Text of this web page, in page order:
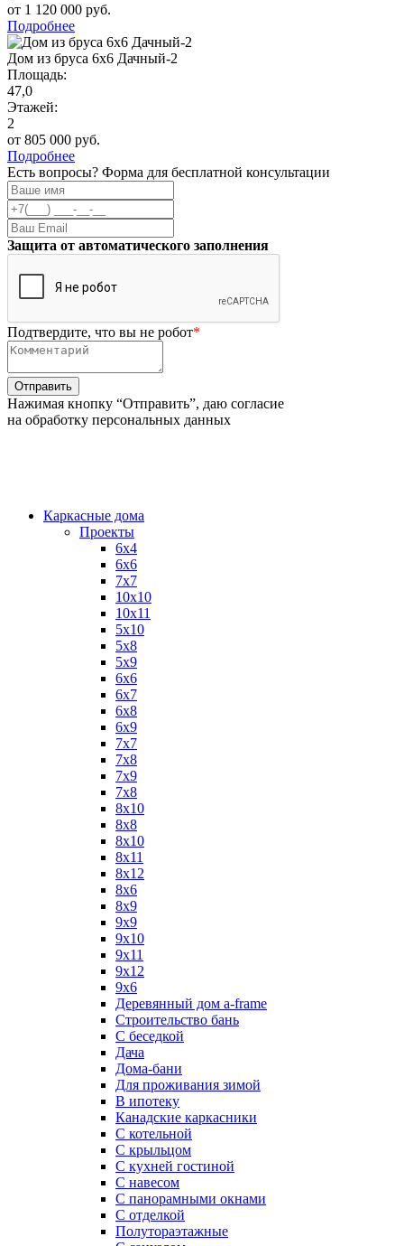
от 1 120 000 руб.
Подробнее
Дом из бруса 6х6 Дачный-2
Площадь:
47,0
Этажей:
2
от 805 000 руб.
Подробнее
Есть вопросы? Форма для бесплатной консультации
Защита от автоматического заполнения
Подтвердите, что вы не робот*
Нажимая кнопку “Отправить”, даю согласие
на обработку персональных данных
Каркасные дома
Проекты
6х4
6х6
7х7
10х10
10х11
5х10
5х8
5х9
6x6
6x7
6x8
6x9
7x7
7x8
7x9
7х8
8x10
8x8
8х10
8х11
8х12
8х6
8х9
9x9
9х10
9х11
9х12
9х6
Деревянный дом a-frame
Строительство бань
С беседкой
Дача
Дома-бани
Для проживания зимой
В ипотеку
Канадские каркасники
С котельной
С крыльцом
С кухней гостиной
С навесом
С панорамными окнами
С отделкой
Полутораэтажные